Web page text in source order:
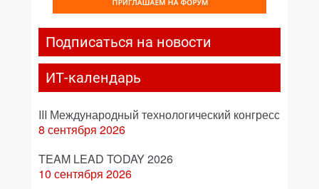
Подписаться на новости
ИТ-календарь
III Международный технологический конгресс
8 сентября 2026
TEAM LEAD TODAY 2026
10 сентября 2026